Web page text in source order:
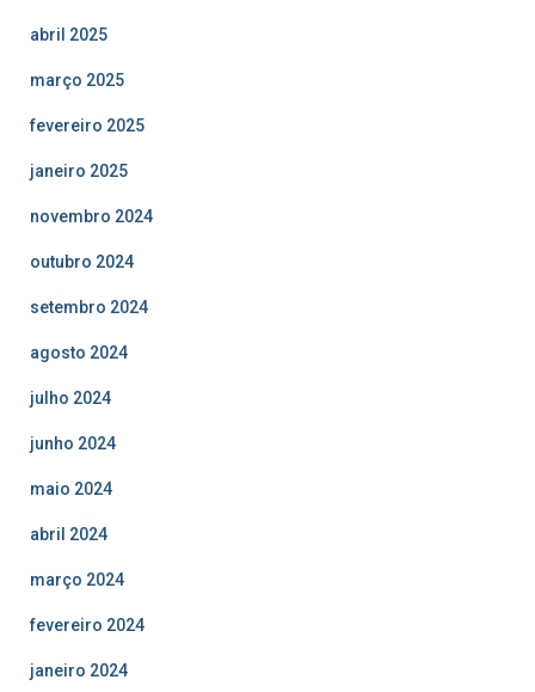
abril 2025
março 2025
fevereiro 2025
janeiro 2025
novembro 2024
outubro 2024
setembro 2024
agosto 2024
julho 2024
junho 2024
maio 2024
abril 2024
março 2024
fevereiro 2024
janeiro 2024